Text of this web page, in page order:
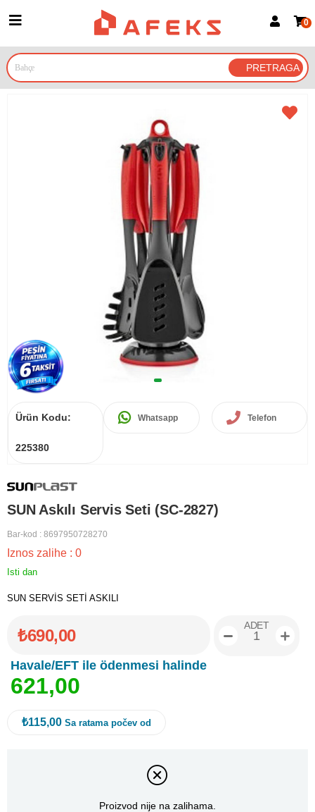
Prijava za članove
Prijavite se Google nalogom
0
Ürün Kodu:
225380
Whatsapp Telefon
SUN Askılı Servis Seti (SC-2827)
Bar-kod : 8697950728270
Iznos zalihe : 0
Isti dan
SUN SERVİS SETİ ASKILI
₺690,00
Havale/EFT ile ödenmesi halinde
621,00
ADET
₺115,00 Sa ratama počev od
Proizvod nije na zalihama.